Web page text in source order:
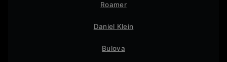
Roamer
Daniel Klein
Bulova